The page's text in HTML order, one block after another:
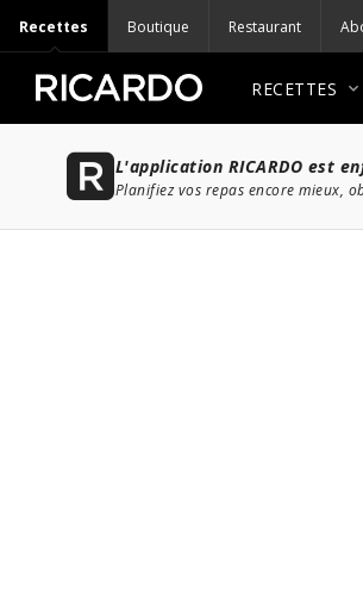
Recettes Boutique Restaurant
RECETTES
L'application RICARDO est
Planifiez vos repas encore mieux,